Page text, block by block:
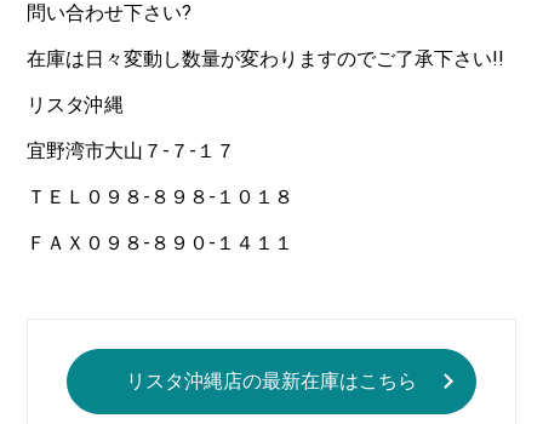
問い合わせ下さい?
在庫は日々変動し数量が変わりますのでご了承下さい!!
リスタ沖縄
宜野湾市大山７-７-１７
ＴＥＬ０９８-８９８-１０１８
ＦＡＸ０９８-８９０-１４１１
リスタ沖縄店の最新在庫はこちら